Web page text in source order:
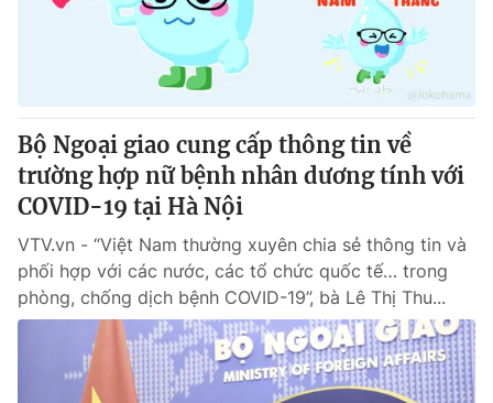
Bộ Ngoại giao cung cấp thông tin về
trường hợp nữ bệnh nhân dương tính với
COVID-19 tại Hà Nội
VTV.vn - “Việt Nam thường xuyên chia sẻ thông tin và
phối hợp với các nước, các tổ chức quốc tế… trong
phòng, chống dịch bệnh COVID-19”, bà Lê Thị Thu...